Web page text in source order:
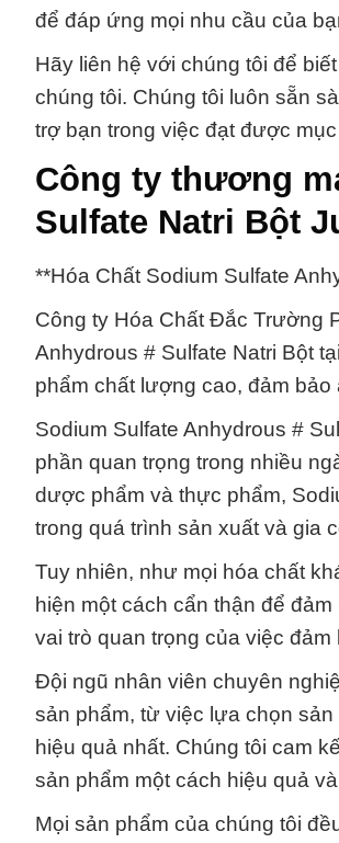
để đáp ứng mọi nhu cầu của
Hãy liên hệ với chúng tôi để
chúng tôi. Chúng tôi luôn sẵn
trợ bạn trong việc đạt được
Công ty thương
Sulfate Natri Bột
**Hóa Chất Sodium Sulfate
Công ty Hóa Chất Đắc Trường
Anhydrous # Sulfate Natri Bột
phẩm chất lượng cao, đảm
Sodium Sulfate Anhydrous #
phần quan trọng trong nhiều
dược phẩm và thực phẩm,
trong quá trình sản xuất và gia
Tuy nhiên, như mọi hóa chất
hiện một cách cẩn thận để
vai trò quan trọng của việc
Đội ngũ nhân viên chuyên
sản phẩm, từ việc lựa chọn
hiệu quả nhất. Chúng tôi cam
sản phẩm một cách hiệu quả
Mọi sản phẩm của chúng tôi